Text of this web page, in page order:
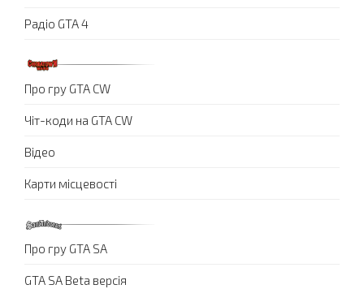
Радіо GTA 4
Про гру GTA CW
Чіт-коди на GTA CW
Відео
Карти місцевості
Про гру GTA SA
GTA SA Beta версія